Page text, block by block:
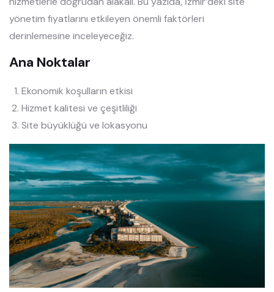
yönetim fiyatlarını etkileyen önemli faktörleri
derinlemesine inceleyeceğiz.
Ana Noktalar
Ekonomik koşulların etkisi
Hizmet kalitesi ve çeşitliliği
Site büyüklüğü ve lokasyonu